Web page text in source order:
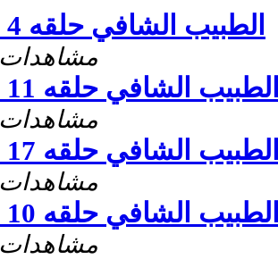
الطبيب الشافي حلقه 4 مارس
19807 مشاهدات
الشافي حلقه 11 مارس
19933 مشاهدات
الشافي حلقه 17 مارس
24302 مشاهدات
الشافي حلقه 10 مارس
24605 مشاهدات